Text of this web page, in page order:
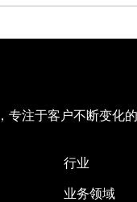
专注于客户不断变化的
行业
业务领域